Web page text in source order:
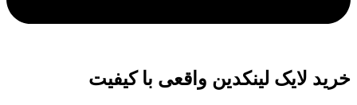
لایک لینکدین واقعی با کیفیت